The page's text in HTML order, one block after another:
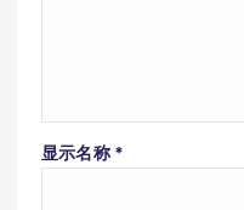
显示名称 *